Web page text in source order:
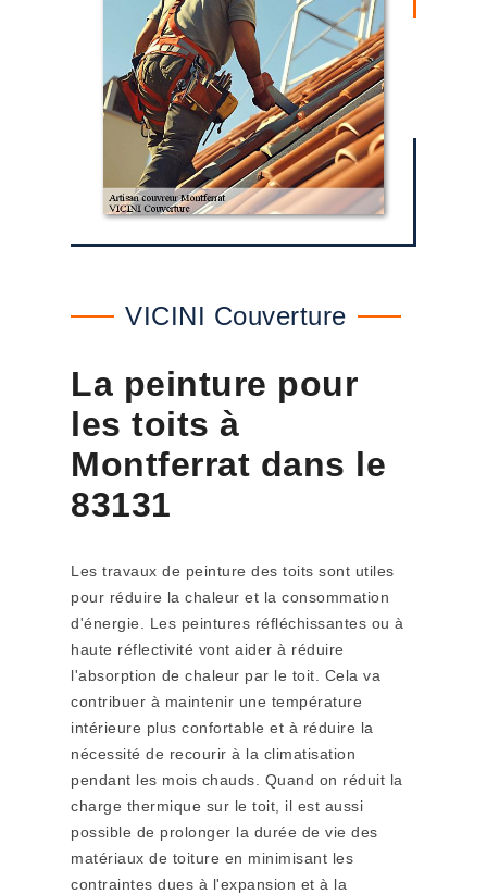
VICINI Couverture
La peinture pour
les toits à
Montferrat dans le
83131
Les travaux de peinture des toits sont utiles
pour réduire la chaleur et la consommation
d'énergie. Les peintures réfléchissantes ou à
haute réflectivité vont aider à réduire
l'absorption de chaleur par le toit. Cela va
contribuer à maintenir une température
intérieure plus confortable et à réduire la
nécessité de recourir à la climatisation
pendant les mois chauds. Quand on réduit la
charge thermique sur le toit, il est aussi
possible de prolonger la durée de vie des
matériaux de toiture en minimisant les
contraintes dues à l'expansion et à la